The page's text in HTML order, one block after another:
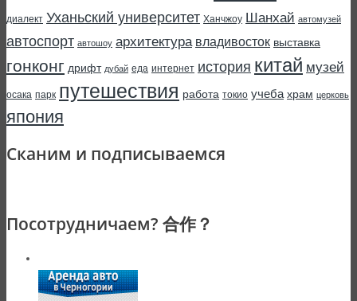
диалект Уханьский университет Ханчжоу Шанхай автомузей
автоспорт автошоу архитектура владивосток выставка
гонконг дрифт дубай еда интернет история китай музей
осака парк путешествия работа токио учеба храм церковь
япония
Сканим и подписываемся
Посотрудничаем? 合作？